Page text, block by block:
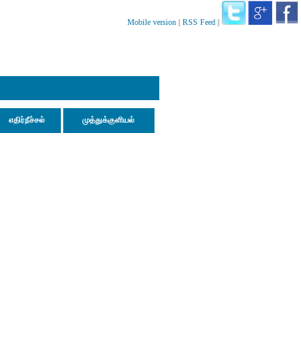
Mobile version | RSS Feed |
எதிர்நீச்சல் முத்துக்குளியல்